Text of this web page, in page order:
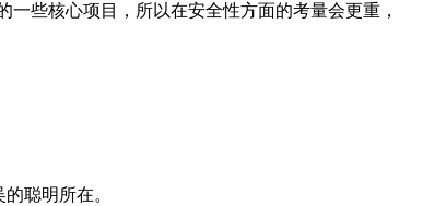
些核心项目，所以在安全性方面的考量会更重，
聪明所在。